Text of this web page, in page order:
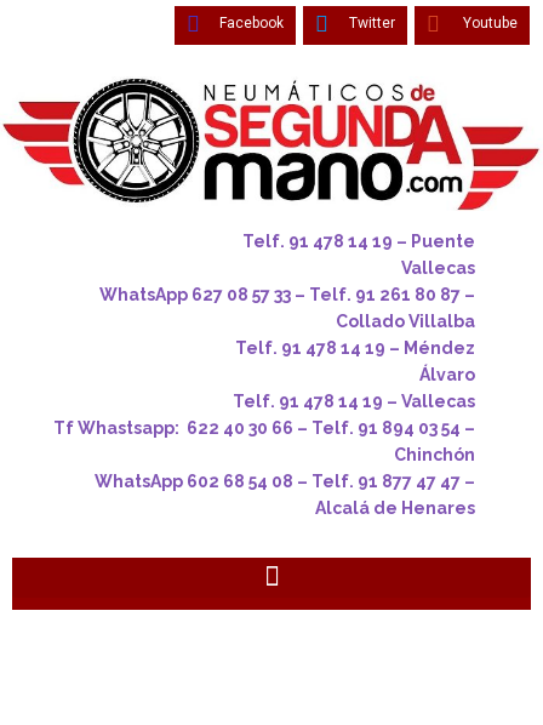
Facebook Twitter Youtube
Telf. 91 478 14 19 – Puente
Vallecas
WhatsApp 627 08 57 33 – Telf. 91 261 80 87 –
Collado Villalba
Telf. 91 478 14 19 – Méndez
Álvaro
Telf. 91 478 14 19 – Vallecas
Tf Whastsapp: 622 40 30 66 – Telf. 91 894 03 54 –
Chinchón
WhatsApp 602 68 54 08 – Telf. 91 877 47 47 –
Alcalá de Henares